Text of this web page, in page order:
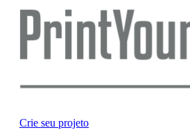
Crie seu projeto